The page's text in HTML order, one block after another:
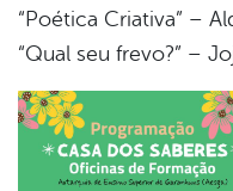
“Poética Criativa” –
“Qual seu frevo?” –